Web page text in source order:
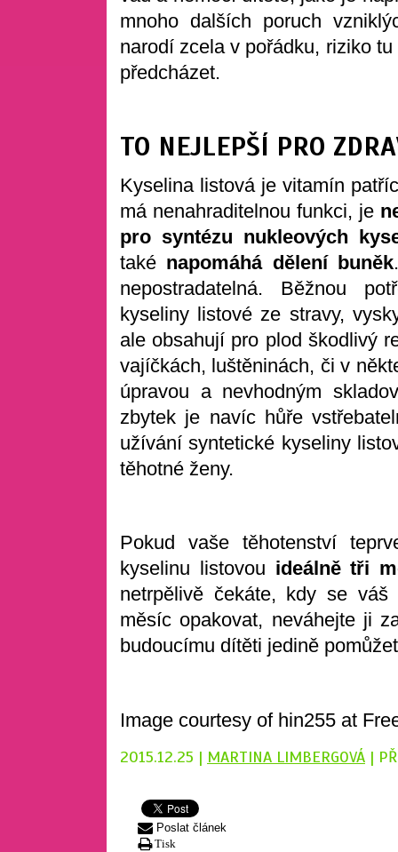
mnoho dalších poruch
narodí zcela v pořádku, riziko
předcházet.
TO NEJLEPŠÍ PRO
Kyselina listová je vitamín
má nenahraditelnou funkci, je
pro syntézu nukleových
také napomáhá dělení buněk
nepostradatelná. Běžnou
kyseliny listové ze stravy,
ale obsahují pro plod škodlivý
vajíčkách, luštěninách, či v
úpravou a nevhodným
zbytek je navíc hůře
užívání syntetické kyseliny
těhotné ženy.
Pokud vaše těhotenství
kyselinu listovou ideálně tři
netrpělivě čekáte, kdy se váš
měsíc opakovat, neváhejte ji
budoucímu dítěti jedině
Image courtesy of hin255 at
2015.12.25 | MARTINA LIMBERGOVÁ |
Poslat článek
Tisk